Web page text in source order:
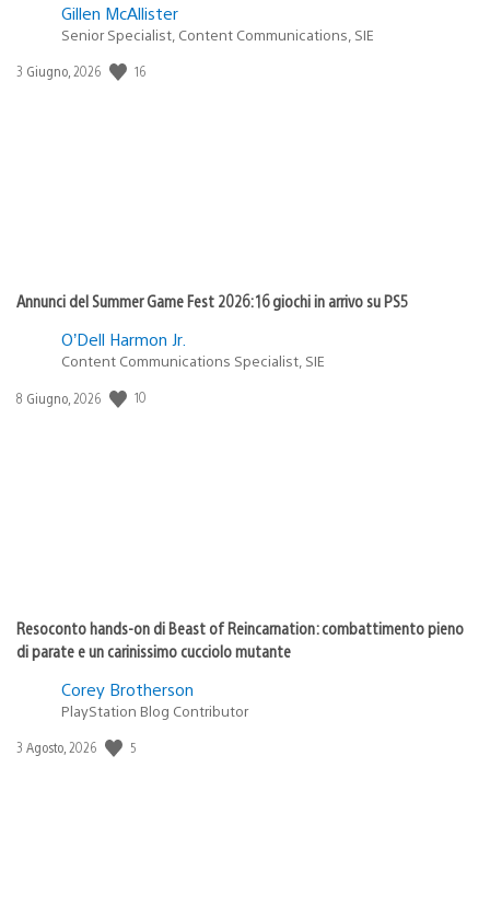
Gillen McAllister
Senior Specialist, Content Communications, SIE
Data
3 Giugno, 2026 16
Annunci del Summer Game Fest 2026: 16 giochi in arrivo su PS5
O’Dell Harmon Jr.
Content Communications Specialist, SIE
Data
8 Giugno, 2026 10
Resoconto hands-on di Beast of Reincarnation: combattimento pieno
di parate e un carinissimo cucciolo mutante
Corey Brotherson
PlayStation Blog Contributor
Data
3 Agosto, 2026 5